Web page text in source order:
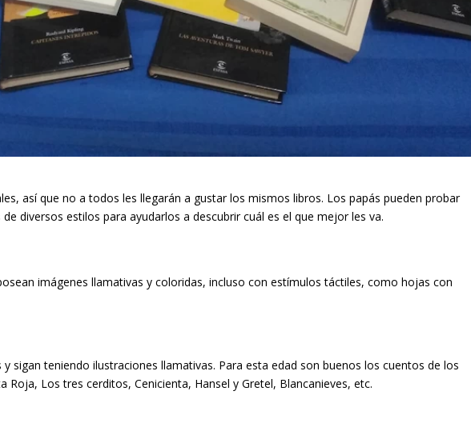
así que no a todos les llegarán a gustar los mismos libros. Los papás pueden probar
diversos estilos para ayudarlos a descubrir cuál es el que mejor les va.
imágenes llamativas y coloridas, incluso con estímulos táctiles, como hojas con
sigan teniendo ilustraciones llamativas. Para esta edad son buenos los cuentos de los
Roja, Los tres cerditos, Cenicienta, Hansel y Gretel, Blancanieves, etc.